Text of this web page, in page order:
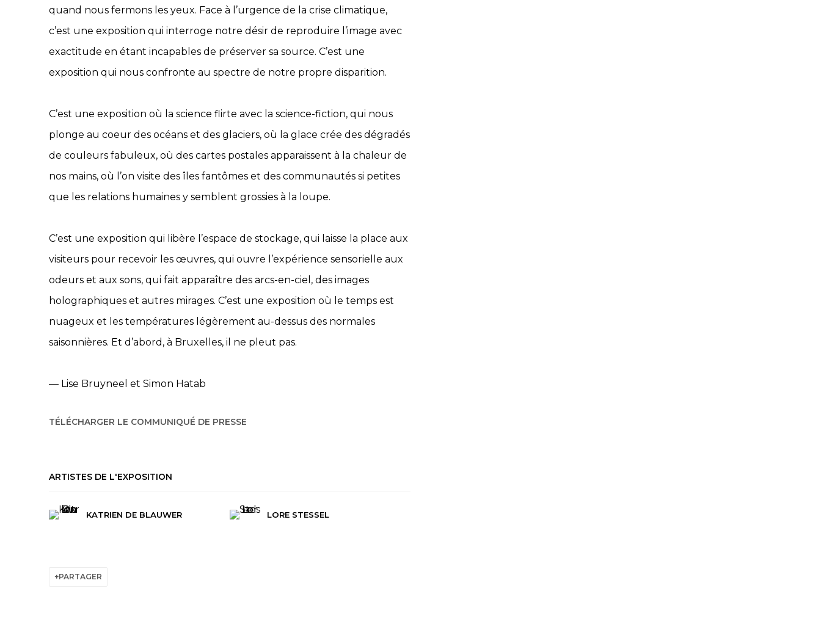
quand nous fermons les yeux. Face à l’urgence de la crise climatique,
c’est une exposition qui interroge notre désir de reproduire l’image avec
exactitude en étant incapables de préserver sa source. C’est une
exposition qui nous confronte au spectre de notre propre disparition.
C’est une exposition où la science flirte avec la science-fiction, qui nous
plonge au coeur des océans et des glaciers, où la glace crée des dégradés
de couleurs fabuleux, où des cartes postales apparaissent à la chaleur de
nos mains, où l’on visite des îles fantômes et des communautés si petites
que les relations humaines y semblent grossies à la loupe.
C’est une exposition qui libère l’espace de stockage, qui laisse la place aux
visiteurs pour recevoir les œuvres, qui ouvre l’expérience sensorielle aux
odeurs et aux sons, qui fait apparaître des arcs-en-ciel, des images
holographiques et autres mirages. C’est une exposition où le temps est
nuageux et les températures légèrement au-dessus des normales
saisonnières. Et d’abord, à Bruxelles, il ne pleut pas.
— Lise Bruyneel et Simon Hatab
TÉLÉCHARGER LE COMMUNIQUÉ DE PRESSE
ARTISTES DE L'EXPOSITION
KATRIEN DE BLAUWER LORE STESSEL
PARTAGER